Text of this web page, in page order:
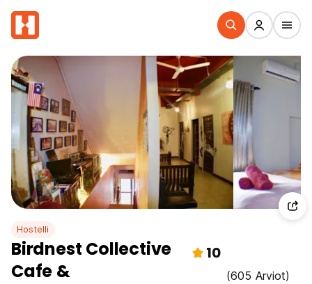
Hostelli
Birdnest Collective
Cafe &
10
(605 Arviot)